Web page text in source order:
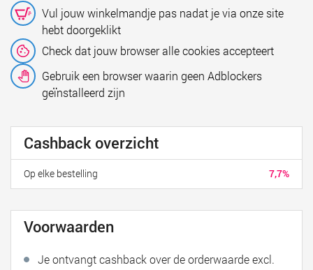
Vul jouw winkelmandje pas nadat je via onze site
hebt doorgeklikt
Check dat jouw browser alle cookies accepteert
Gebruik een browser waarin geen Adblockers
geïnstalleerd zijn
Cashback overzicht
7,7%
Op elke bestelling
Voorwaarden
Je ontvangt cashback over de orderwaarde excl.